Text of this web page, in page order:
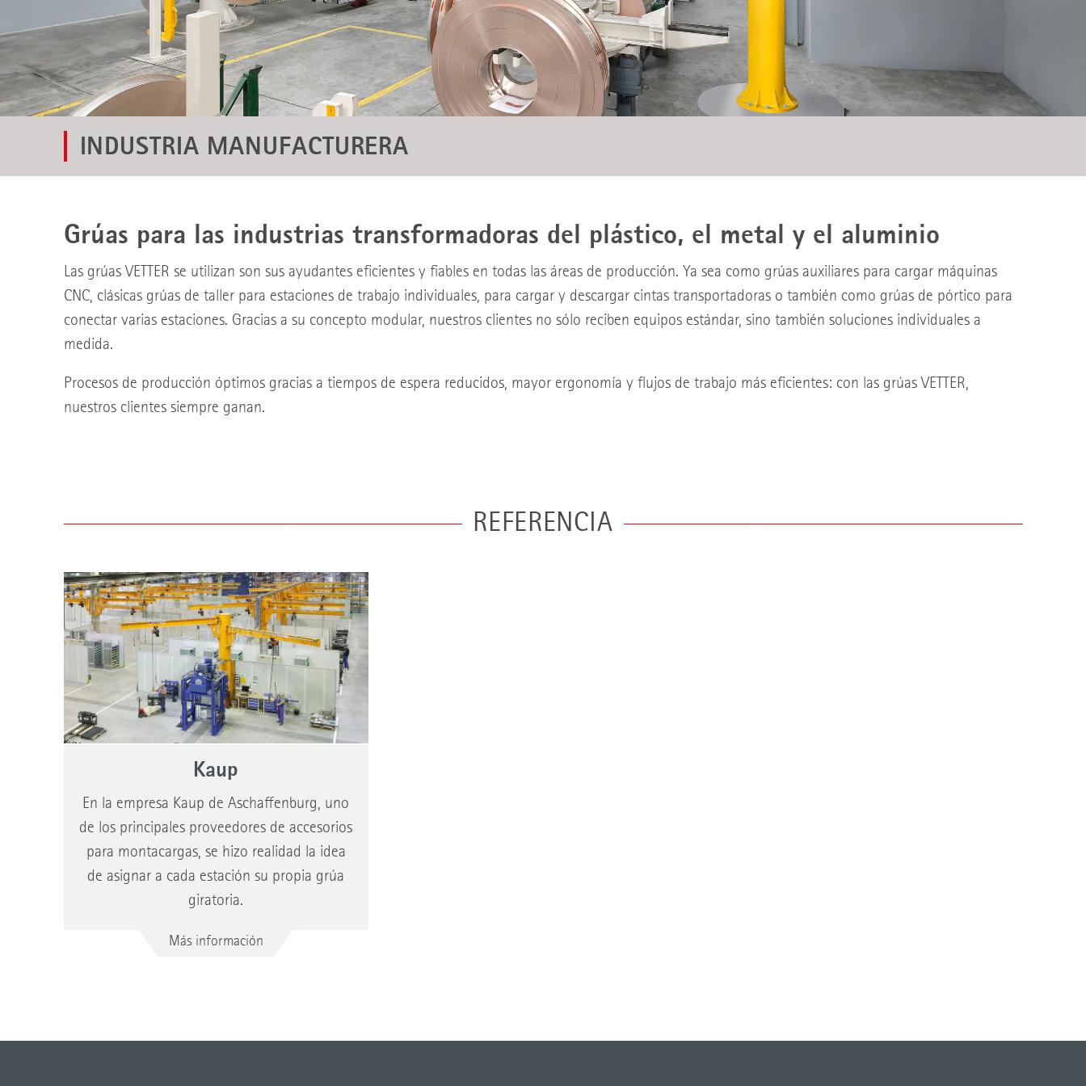
INDUSTRIA MANUFACTURERA
Grúas para las industrias transformadoras del plástico, el metal y el aluminio
Las grúas VETTER se utilizan son sus ayudantes eficientes y fiables en todas las áreas de producción. Ya sea como grúas auxiliares para cargar máquinas
CNC, clásicas grúas de taller para estaciones de trabajo individuales, para cargar y descargar cintas transportadoras o también como grúas de pórtico para
conectar varias estaciones. Gracias a su concepto modular, nuestros clientes no sólo reciben equipos estándar, sino también soluciones individuales a
medida.
Procesos de producción óptimos gracias a tiempos de espera reducidos, mayor ergonomía y flujos de trabajo más eficientes: con las grúas VETTER,
nuestros clientes siempre ganan.
REFERENCIA
Kaup
En la empresa Kaup de Aschaffenburg, uno
de los principales proveedores de accesorios
para montacargas, se hizo realidad la idea
de asignar a cada estación su propia grúa
giratoria.
Más información